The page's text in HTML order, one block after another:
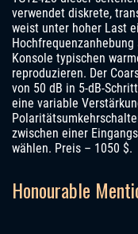
verwendet diskrete,
weist unter hoher Last
Konsole typischen
reproduzieren. Der
von 50 dB in 5-dB-
eine variable
zwischen einer
wählen. Preis – 1050 $.
Honourable